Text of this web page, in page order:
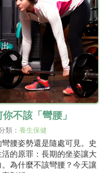
不該「彎腰」
類： 養生保健
腰姿勢還是隨處可見。史
的原罪：長期的坐姿讓大
為什麼不該彎腰？今天讓